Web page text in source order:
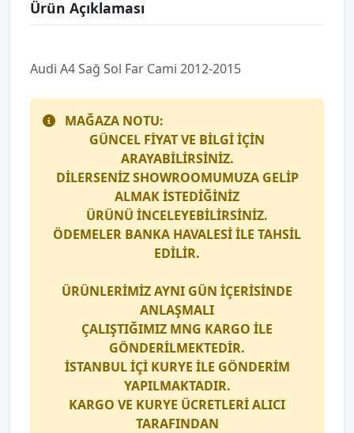
Ürün Açıklaması
Audi̇ A4 Sağ Sol Far Cami 2012-2015
MAĞAZA NOTU:
GÜNCEL FİYAT VE BİLGİ İÇİN
ARAYABİLİRSİNİZ.
DİLERSENİZ SHOWROOMUMUZA GELİP
ALMAK İSTEDİĞİNİZ
ÜRÜNÜ İNCELEYEBİLİRSİNİZ.
ÖDEMELER BANKA HAVALESİ İLE TAHSİL
EDİLİR.
ÜRÜNLERİMİZ AYNI GÜN İÇERİSİNDE
ANLAŞMALI
ÇALIŞTIĞIMIZ MNG KARGO İLE
GÖNDERİLMEKTEDİR.
İSTANBUL İÇİ KURYE İLE GÖNDERİM
YAPILMAKTADIR.
KARGO VE KURYE ÜCRETLERİ ALICI
TARAFINDAN